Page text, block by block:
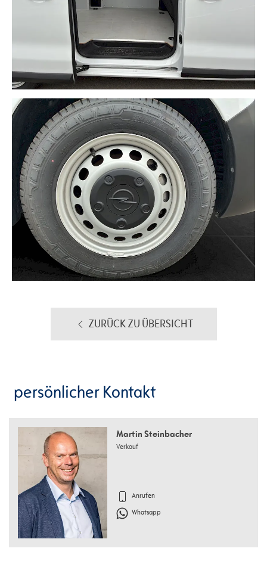
ZURÜCK ZU ÜBERSICHT
persönlicher Kontakt
Martin Steinbacher
Verkauf
Anrufen
Whatsapp